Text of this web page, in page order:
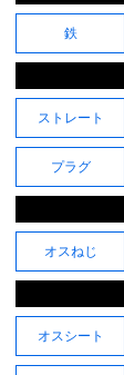
鉄
ストレート
プラグ
オスねじ
オスシート